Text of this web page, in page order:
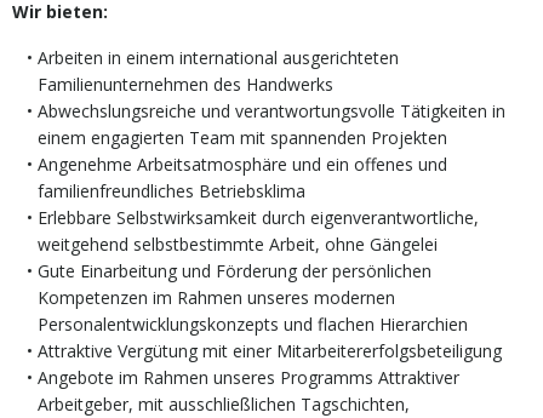
Wir bieten:
Arbeiten in einem international ausgerichteten
Familienunternehmen des Handwerks
Abwechslungsreiche und verantwortungsvolle Tätigkeiten in
einem engagierten Team mit spannenden Projekten
Angenehme Arbeitsatmosphäre und ein offenes und
familienfreundliches Betriebsklima
Erlebbare Selbstwirksamkeit durch eigenverantwortliche,
weitgehend selbstbestimmte Arbeit, ohne Gängelei
Gute Einarbeitung und Förderung der persönlichen
Kompetenzen im Rahmen unseres modernen
Personalentwicklungskonzepts und flachen Hierarchien
Attraktive Vergütung mit einer Mitarbeitererfolgsbeteiligung
Angebote im Rahmen unseres Programms Attraktiver
Arbeitgeber, mit ausschließlichen Tagschichten,